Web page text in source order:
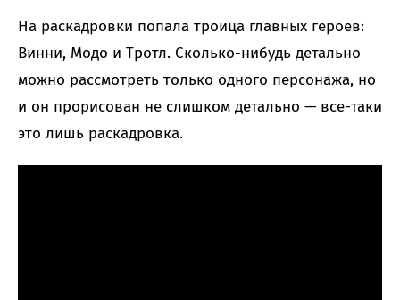
На раскадровки попала троица главных героев:
Винни, Модо и Тротл. Сколько-нибудь детально
можно рассмотреть только одного персонажа, но
и он прорисован не слишком детально — все-таки
это лишь раскадровка.